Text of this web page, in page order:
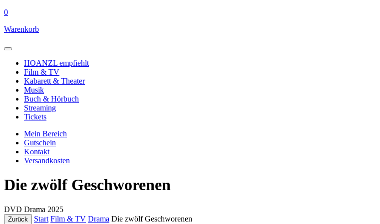
0
Warenkorb
HOANZL empfiehlt
Film & TV
Kabarett & Theater
Musik
Buch & Hörbuch
Streaming
Tickets
Mein Bereich
Gutschein
Kontakt
Versandkosten
Die zwölf Geschworenen
DVD Drama 2025
Zurück Start Film & TV Drama Die zwölf Geschworenen